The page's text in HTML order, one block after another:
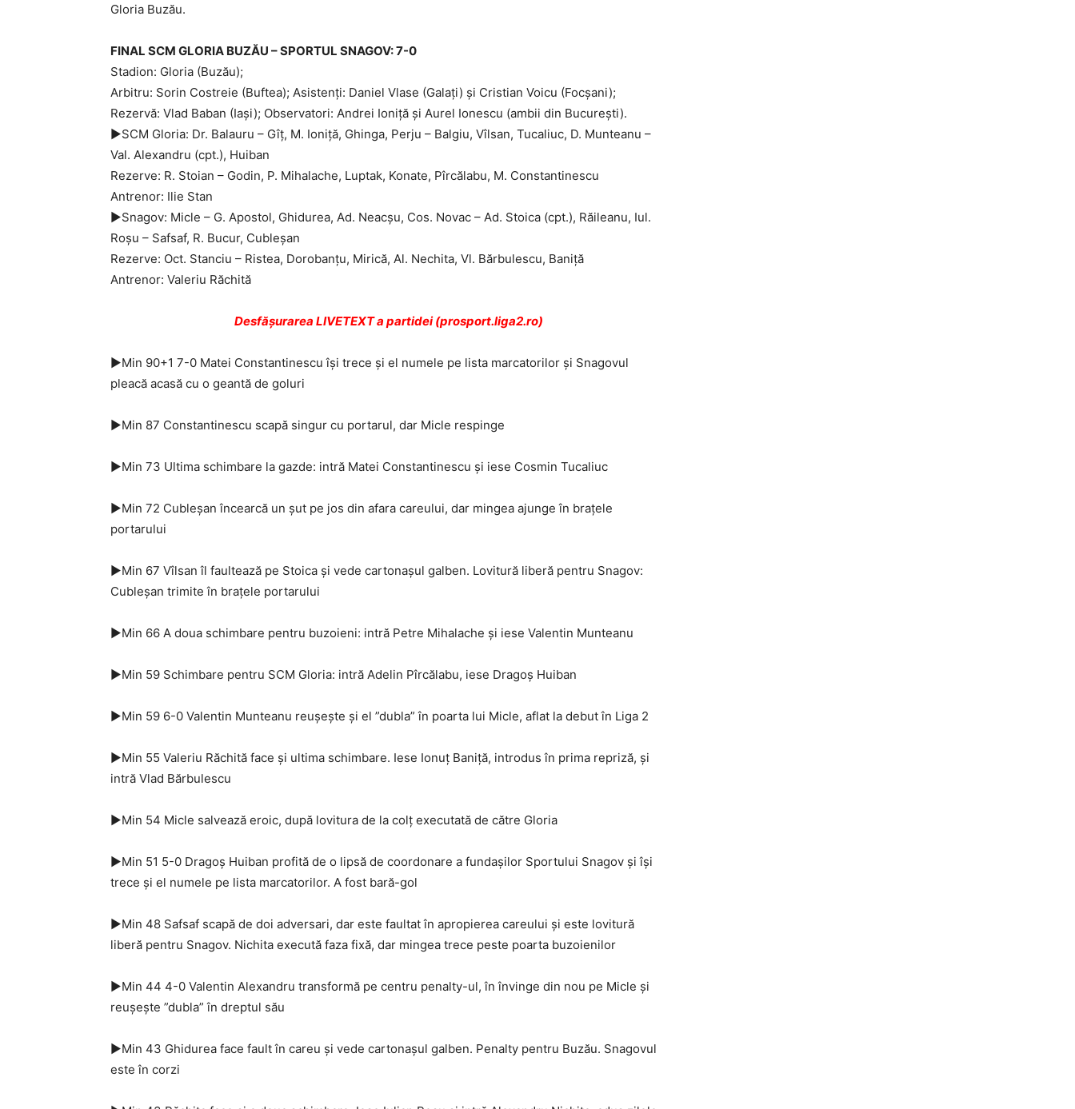
Gloria Buzău.
FINAL SCM GLORIA BUZĂU – SPORTUL SNAGOV: 7-0
Stadion: Gloria (Buzău);
Arbitru: Sorin Costreie (Buftea); Asistenţi: Daniel Vlase (Galaţi) şi Cristian Voicu (Focşani);
Rezervă: Vlad Baban (Iaşi); Observatori: Andrei Ioniţă şi Aurel Ionescu (ambii din Bucureşti).
►SCM Gloria: Dr. Balauru – Gîţ, M. Ioniţă, Ghinga, Perju – Balgiu, Vîlsan, Tucaliuc, D. Munteanu –
Val. Alexandru (cpt.), Huiban
Rezerve: R. Stoian – Godin, P. Mihalache, Luptak, Konate, Pîrcălabu, M. Constantinescu
Antrenor: Ilie Stan
►Snagov: Micle – G. Apostol, Ghidurea, Ad. Neacşu, Cos. Novac – Ad. Stoica (cpt.), Răileanu, Iul.
Roşu – Safsaf, R. Bucur, Cubleşan
Rezerve: Oct. Stanciu – Ristea, Dorobanţu, Mirică, Al. Nechita, Vl. Bărbulescu, Baniţă
Antrenor: Valeriu Răchită
Desfăşurarea LIVETEXT a partidei (prosport.liga2.ro)
►Min 90+1 7-0 Matei Constantinescu îşi trece şi el numele pe lista marcatorilor şi Snagovul
pleacă acasă cu o geantă de goluri
►Min 87 Constantinescu scapă singur cu portarul, dar Micle respinge
►Min 73 Ultima schimbare la gazde: intră Matei Constantinescu şi iese Cosmin Tucaliuc
►Min 72 Cubleşan încearcă un şut pe jos din afara careului, dar mingea ajunge în braţele
portarului
►Min 67 Vîlsan îl faultează pe Stoica şi vede cartonaşul galben. Lovitură liberă pentru Snagov:
Cubleşan trimite în braţele portarului
►Min 66 A doua schimbare pentru buzoieni: intră Petre Mihalache şi iese Valentin Munteanu
►Min 59 Schimbare pentru SCM Gloria: intră Adelin Pîrcălabu, iese Dragoş Huiban
►Min 59 6-0 Valentin Munteanu reuşeşte şi el ”dubla” în poarta lui Micle, aflat la debut în Liga 2
►Min 55 Valeriu Răchită face şi ultima schimbare. Iese Ionuţ Baniţă, introdus în prima repriză, şi
intră Vlad Bărbulescu
►Min 54 Micle salvează eroic, după lovitura de la colţ executată de către Gloria
►Min 51 5-0 Dragoş Huiban profită de o lipsă de coordonare a fundaşilor Sportului Snagov şi îşi
trece şi el numele pe lista marcatorilor. A fost bară-gol
►Min 48 Safsaf scapă de doi adversari, dar este faultat în apropierea careului şi este lovitură
liberă pentru Snagov. Nichita execută faza fixă, dar mingea trece peste poarta buzoienilor
►Min 44 4-0 Valentin Alexandru transformă pe centru penalty-ul, în învinge din nou pe Micle şi
reuşeşte ”dubla” în dreptul său
►Min 43 Ghidurea face fault în careu şi vede cartonaşul galben. Penalty pentru Buzău. Snagovul
este în corzi